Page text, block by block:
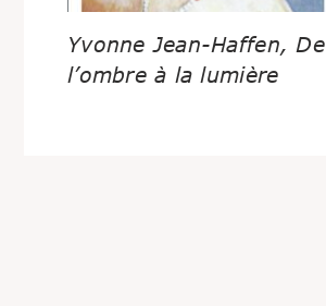
Yvonne Jean-Haffen, De
l’ombre à la lumière